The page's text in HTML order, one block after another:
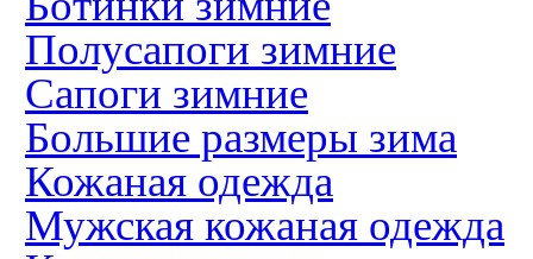
Полусапоги зимние
Сапоги зимние
Большие размеры зима
Кожаная одежда
Мужская кожаная одежда